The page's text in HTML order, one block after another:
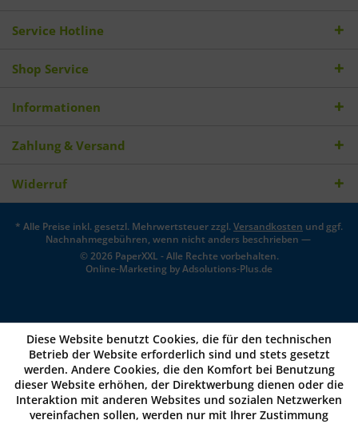
Service Hotline
Shop Service
Informationen
Zahlung & Versand
Widerruf
* Alle Preise inkl. gesetzl. Mehrwertsteuer zzgl.Versandkosten und ggf.
Nachnahmegebühren, wenn nicht anders beschrieben —
© 2026 PaperXXL - Alle Rechte vorbehalten.
Online-Marketing byAdsolutions-Plus.de
Diese Website benutzt Cookies, die für den technischen
Betrieb der Website erforderlich sind und stets gesetzt
werden. Andere Cookies, die den Komfort bei Benutzung
dieser Website erhöhen, der Direktwerbung dienen oder die
Interaktion mit anderen Websites und sozialen Netzwerken
vereinfachen sollen, werden nur mit Ihrer Zustimmung